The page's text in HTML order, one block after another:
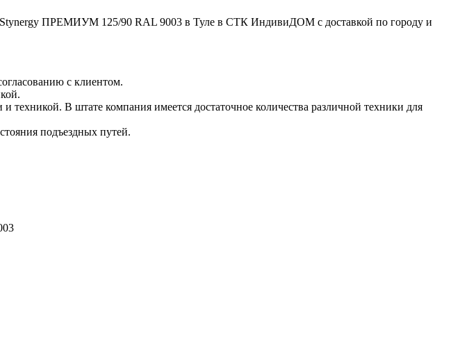
Stynergy ПРЕМИУМ 125/90 RAL 9003 в Туле в СТК ИндивиДОМ с доставкой по городу и
с клиентом.
В штате компания имеется достаточное количества различной техники для
подъездных путей.